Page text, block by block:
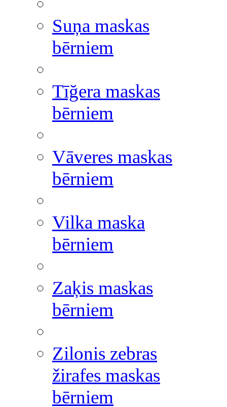
Suņa maskas
bērniem
Tīğera maskas
bērniem
Vāveres maskas
bērniem
Vilka maska
bērniem
Zaķis maskas
bērniem
Zilonis zebras
žirafes maskas
bērniem